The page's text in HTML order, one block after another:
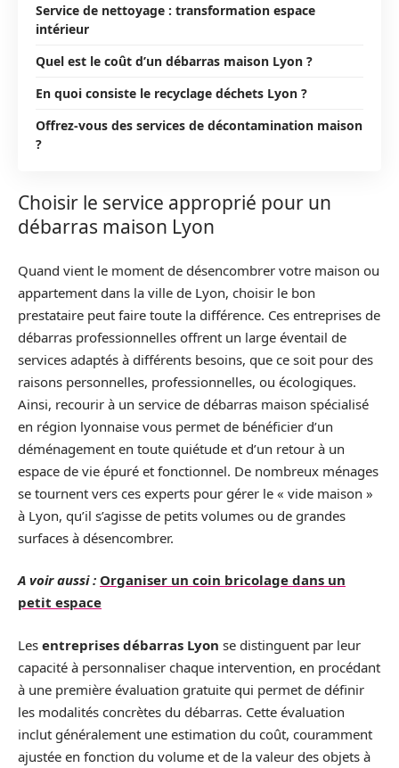
Service de nettoyage : transformation espace
intérieur
Quel est le coût d’un débarras maison Lyon ?
En quoi consiste le recyclage déchets Lyon ?
Offrez-vous des services de décontamination maison
?
Choisir le service approprié pour un
débarras maison Lyon
Quand vient le moment de désencombrer votre maison ou
appartement dans la ville de Lyon, choisir le bon
prestataire peut faire toute la différence. Ces entreprises de
débarras professionnelles offrent un large éventail de
services adaptés à différents besoins, que ce soit pour des
raisons personnelles, professionnelles, ou écologiques.
Ainsi, recourir à un service de débarras maison spécialisé
en région lyonnaise vous permet de bénéficier d’un
déménagement en toute quiétude et d’un retour à un
espace de vie épuré et fonctionnel. De nombreux ménages
se tournent vers ces experts pour gérer le « vide maison »
à Lyon, qu’il s’agisse de petits volumes ou de grandes
surfaces à désencombrer.
A voir aussi : Organiser un coin bricolage dans un
petit espace
Les entreprises débarras Lyon se distinguent par leur
capacité à personnaliser chaque intervention, en procédant
à une première évaluation gratuite qui permet de définir
les modalités concrètes du débarras. Cette évaluation
inclut généralement une estimation du coût, couramment
ajustée en fonction du volume et de la valeur des objets à